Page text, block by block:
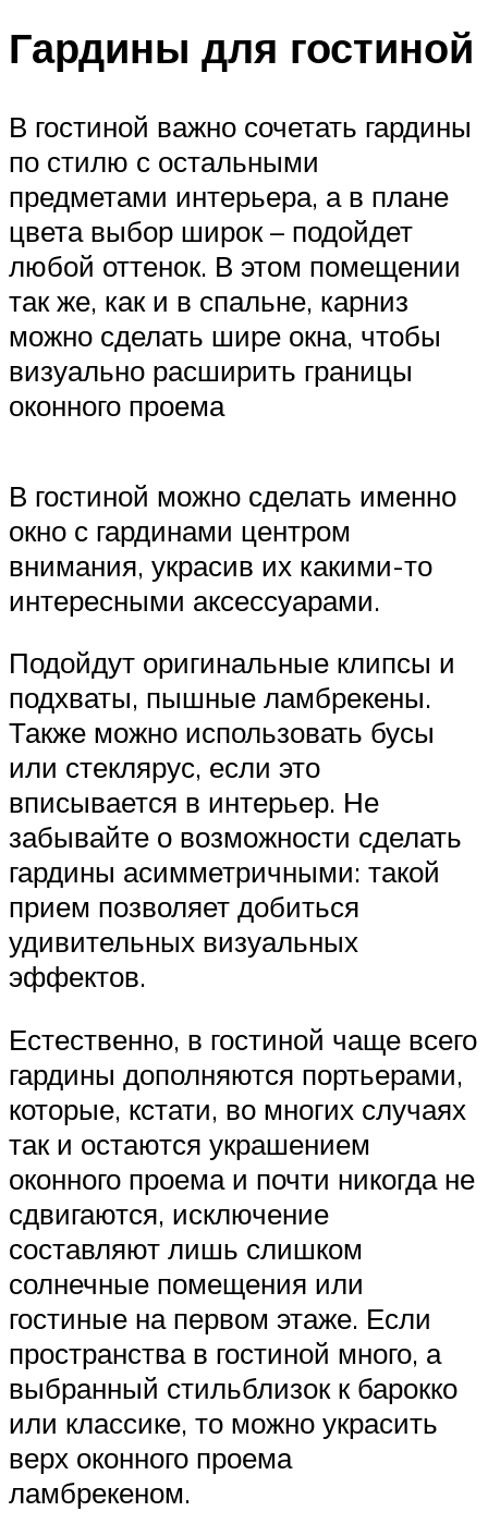
Гардины для гостиной
В гостиной важно сочетать гардины
по стилю с остальными
предметами интерьера, а в плане
цвета выбор широк – подойдет
любой оттенок. В этом помещении
так же, как и в спальне, карниз
можно сделать шире окна, чтобы
визуально расширить границы
оконного проема
В гостиной можно сделать именно
окно с гардинами центром
внимания, украсив их какими-то
интересными аксессуарами.
Подойдут оригинальные клипсы и
подхваты, пышные ламбрекены.
Также можно использовать бусы
или стеклярус, если это
вписывается в интерьер. Не
забывайте о возможности сделать
гардины асимметричными: такой
прием позволяет добиться
удивительных визуальных
эффектов.
Естественно, в гостиной чаще всего
гардины дополняются портьерами,
которые, кстати, во многих случаях
так и остаются украшением
оконного проема и почти никогда не
сдвигаются, исключение
составляют лишь слишком
солнечные помещения или
гостиные на первом этаже. Если
пространства в гостиной много, а
выбранный стильблизок к барокко
или классике, то можно украсить
верх оконного проема
ламбрекеном.